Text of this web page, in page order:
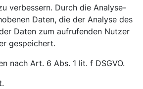
verbessern. Durch die Analyse-
Daten, die der Analyse des
Daten zum aufrufenden Nutzer
gespeichert.
nach Art. 6 Abs. 1 lit. f DSGVO.